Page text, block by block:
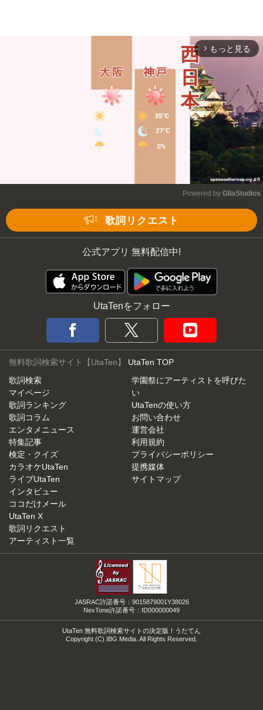
arrow_forward_ios もっと見る
Powered by GliaStudios
歌詞リクエスト
公式アプリ 無料配信中!
UtaTenをフォロー
無料歌詞検索サイト【UtaTen】 UtaTen TOP
歌詞検索
マイページ
歌詞ランキング
歌詞コラム
エンタメニュース
特集記事
検定・クイズ
カラオケUtaTen
ライブUtaTen
インタビュー
ココだけメール
UtaTen X
歌詞リクエスト
アーティスト一覧
学園祭にアーティストを呼びた
い
UtaTenの使い方
お問い合わせ
運営会社
利用規約
プライバシーポリシー
提携媒体
サイトマップ
JASRAC許諾番号：9015879001Y38026
NexTone許諾番号：ID000000049
UtaTen 無料歌詞検索サイトの決定版！うたてん
Copyright (C) IBG Media. All Rights Reserved.